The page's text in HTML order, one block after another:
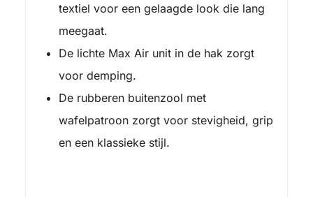
textiel voor een gelaagde look die lang
meegaat.
De lichte Max Air unit in de hak zorgt
voor demping.
De rubberen buitenzool met
wafelpatroon zorgt voor stevigheid, grip
en een klassieke stijl.